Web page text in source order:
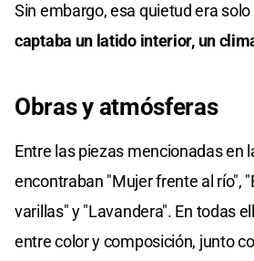
Sin embargo, esa quietud era
captaba un latido interior, un
Obras y atmósferas
Entre las piezas mencionadas en
encontraban "Mujer frente al río",
varillas" y "Lavandera". En todas
entre color y composición, junto